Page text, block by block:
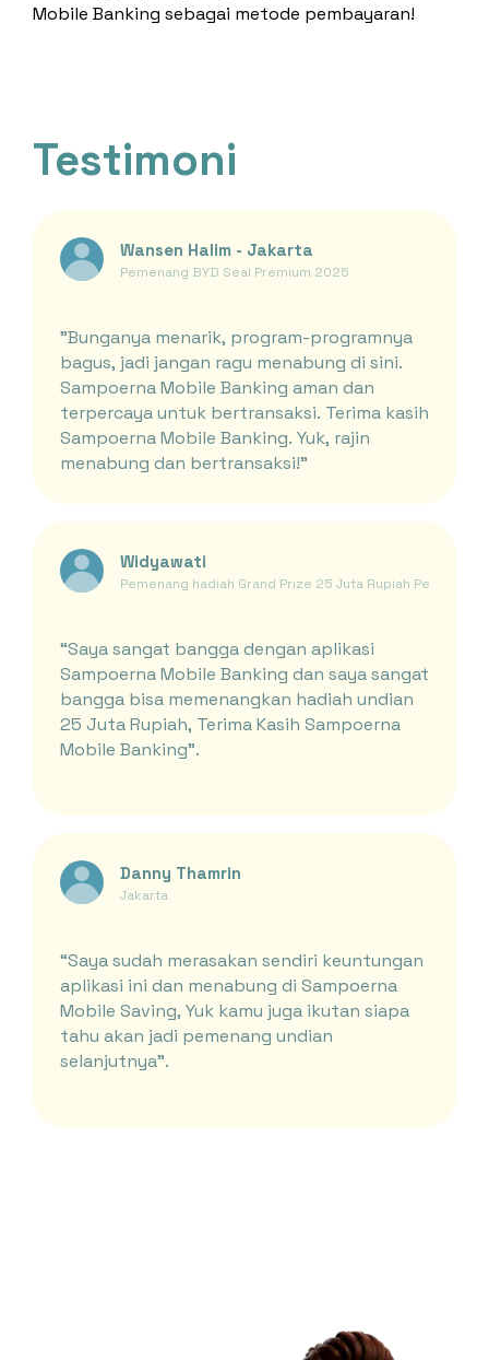
Mobile Banking sebagai metode pembayaran!
Testimoni
Wansen Halim - Jakarta
Pemenang BYD Seal Premium 2025
"Bunganya menarik, program-programnya
bagus, jadi jangan ragu menabung di sini.
Sampoerna Mobile Banking aman dan
terpercaya untuk bertransaksi. Terima kasih
Sampoerna Mobile Banking. Yuk, rajin
menabung dan bertransaksi!"
Widyawati
Pemenang hadiah Grand Prize 25 Juta Rupiah Periode
“Saya sangat bangga dengan aplikasi
Sampoerna Mobile Banking dan saya sangat
bangga bisa memenangkan hadiah undian
25 Juta Rupiah, Terima Kasih Sampoerna
Mobile Banking”.
Danny Thamrin
Jakarta
“Saya sudah merasakan sendiri keuntungan
aplikasi ini dan menabung di Sampoerna
Mobile Saving, Yuk kamu juga ikutan siapa
tahu akan jadi pemenang undian
selanjutnya”.